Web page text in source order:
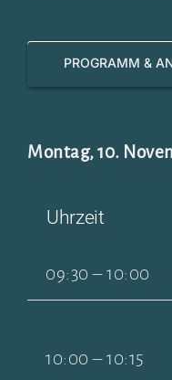
PROGRAMM &
Montag, 10.
Uhrzeit
09:30 – 10:00
10:00 – 10:15